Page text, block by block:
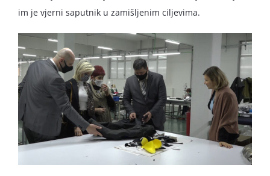
im je vjerni saputnik u zamišljenim ciljevima.